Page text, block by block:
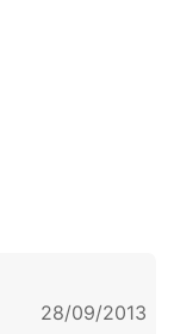
28/09/2013